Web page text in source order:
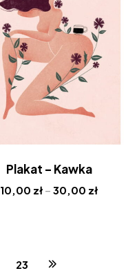
Plakat – Kawka
10,00 zł – 30,00 zł
23